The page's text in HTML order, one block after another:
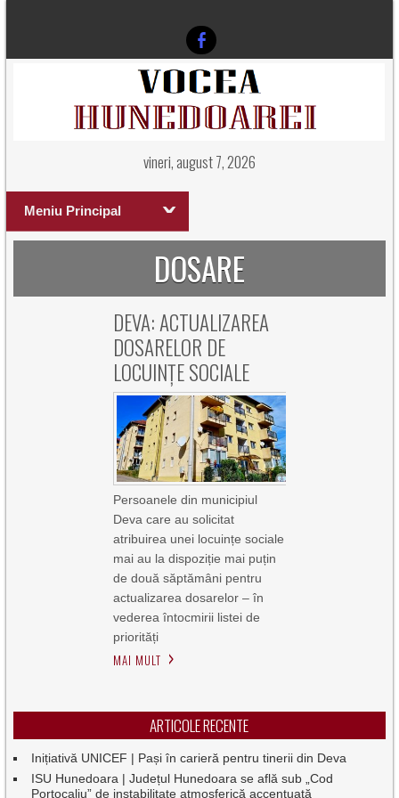
vineri, august 7, 2026
Meniu Principal
DOSARE
DEVA: ACTUALIZAREA
DOSARELOR DE
LOCUINȚE SOCIALE
Persoanele din municipiul
Deva care au solicitat
atribuirea unei locuințe sociale
mai au la dispoziție mai puțin
de două săptămâni pentru
actualizarea dosarelor – în
vederea întocmirii listei de
priorități
MAI MULT
ARTICOLE RECENTE
Inițiativă UNICEF | Pași în carieră pentru tinerii din Deva
ISU Hunedoara | Județul Hunedoara se află sub „Cod
Portocaliu” de instabilitate atmosferică accentuată